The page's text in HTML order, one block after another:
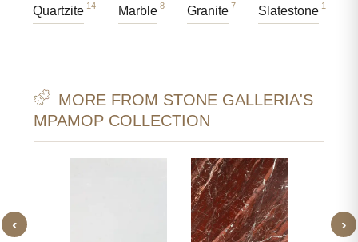
Quartzite 14 Marble 8 Granite 7 Slatestone 1
MORE FROM STONE GALLERIA'S
МРАМОР COLLECTION
‹ ›